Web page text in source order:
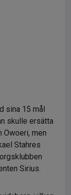
sina 15 mål
skulle ersätta
Owoeri, men
Stahres
Sirius.